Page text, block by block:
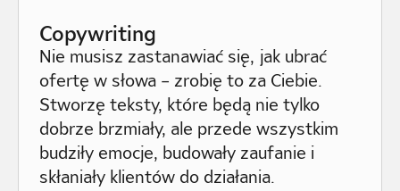
Copywriting
Nie musisz zastanawiać się, jak ubrać
ofertę w słowa – zrobię to za Ciebie.
Stworzę teksty, które będą nie tylko
dobrze brzmiały, ale przede wszystkim
budziły emocje, budowały zaufanie i
skłaniały klientów do działania.